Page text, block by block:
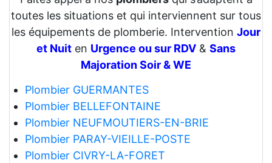
toutes les situations et qui interviennent sur tous
les équipements de plomberie. Intervention Jour
et Nuit en Urgence ou sur RDV & Sans
Majoration Soir & WE
Plombier GUERMANTES
Plombier BELLEFONTAINE
Plombier NEUFMOUTIERS-EN-BRIE
Plombier PARAY-VIEILLE-POSTE
Plombier CIVRY-LA-FORET